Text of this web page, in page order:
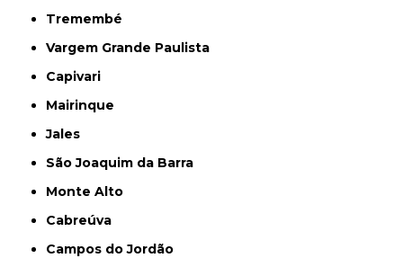
Tremembé
Vargem Grande Paulista
Capivari
Mairinque
Jales
São Joaquim da Barra
Monte Alto
Cabreúva
Campos do Jordão